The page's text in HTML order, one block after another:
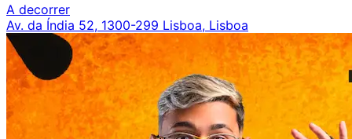
A decorrer
Av. da Índia 52, 1300-299 Lisboa, Lisboa